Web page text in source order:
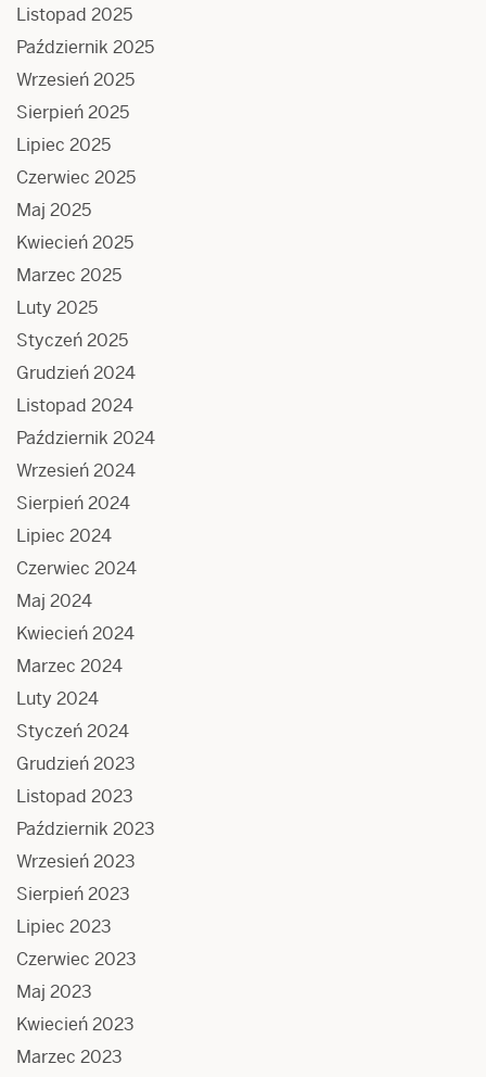
Listopad 2025
Październik 2025
Wrzesień 2025
Sierpień 2025
Lipiec 2025
Czerwiec 2025
Maj 2025
Kwiecień 2025
Marzec 2025
Luty 2025
Styczeń 2025
Grudzień 2024
Listopad 2024
Październik 2024
Wrzesień 2024
Sierpień 2024
Lipiec 2024
Czerwiec 2024
Maj 2024
Kwiecień 2024
Marzec 2024
Luty 2024
Styczeń 2024
Grudzień 2023
Listopad 2023
Październik 2023
Wrzesień 2023
Sierpień 2023
Lipiec 2023
Czerwiec 2023
Maj 2023
Kwiecień 2023
Marzec 2023